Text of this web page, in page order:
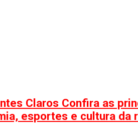
Claros Confira as
esportes e cultura da